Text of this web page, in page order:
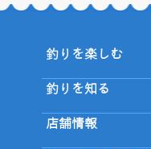
釣りを楽しむ
釣りを知る
店舗情報